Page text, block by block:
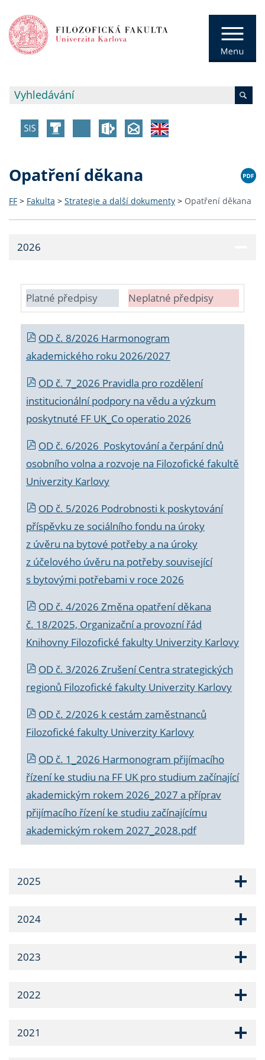
Opatření děkana
FF > Fakulta > Strategie a další dokumenty > Opatření děkana
2026
Platné předpisy Neplatné předpisy
OD č. 8/2026 Harmonogram
akademického roku 2026/2027
OD č. 7_2026 Pravidla pro rozdělení
institucionální podpory na vědu a výzkum
poskytnuté FF UK_Co operatio 2026
OD č. 6/2026 Poskytování a čerpání dnů
osobního volna a rozvoje na Filozofické fakultě
Univerzity Karlovy
OD č. 5/2026 Podrobnosti k poskytování
příspěvku ze sociálního fondu na úroky
z úvěru na bytové potřeby a na úroky
z účelového úvěru na potřeby související
s bytovými potřebami v roce 2026
OD č. 4/2026 Změna opatření děkana
č. 18/2025, Organizační a provozní řád
Knihovny Filozofické fakulty Univerzity Karlovy
OD č. 3/2026 Zrušení Centra strategických
regionů Filozofické fakulty Univerzity Karlovy
OD č. 2/2026 k cestám zaměstnanců
Filozofické fakulty Univerzity Karlovy
OD č. 1_2026 Harmonogram přijímacího
řízení ke studiu na FF UK pro studium začínající
akademickým rokem 2026_2027 a příprav
přijímacího řízení ke studiu začínajícímu
akademickým rokem 2027_2028.pdf
2025
2024
2023
2022
2021